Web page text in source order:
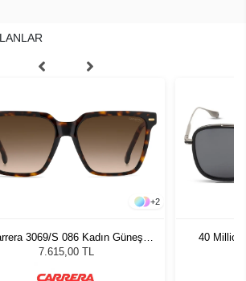
+2
3069/S 086 Kadın Güneş
Gözlüğü
7.615,00 TL
40 Million